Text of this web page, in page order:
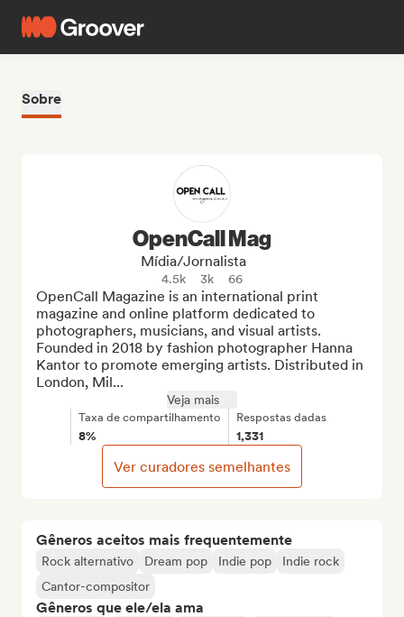
Sobre
Gêneros aceitos mais frequentemente
Rock alternativo Dream pop Indie pop
Indie rock
Cantor-compositor
Gêneros que ele/ela ama
OpenCall Mag
Mídia/Jornalista
4.5k 3k 66
OpenCall Magazine is an international print
magazine and online platform dedicated to
photographers, musicians, and visual artists.
Founded in 2018 by fashion photographer Hanna
Kantor to promote emerging artists. Distributed in
London, Mil...
Veja mais
Taxa de compartilhamento
8%
Respostas dadas
1,331
Ver curadores semelhantes